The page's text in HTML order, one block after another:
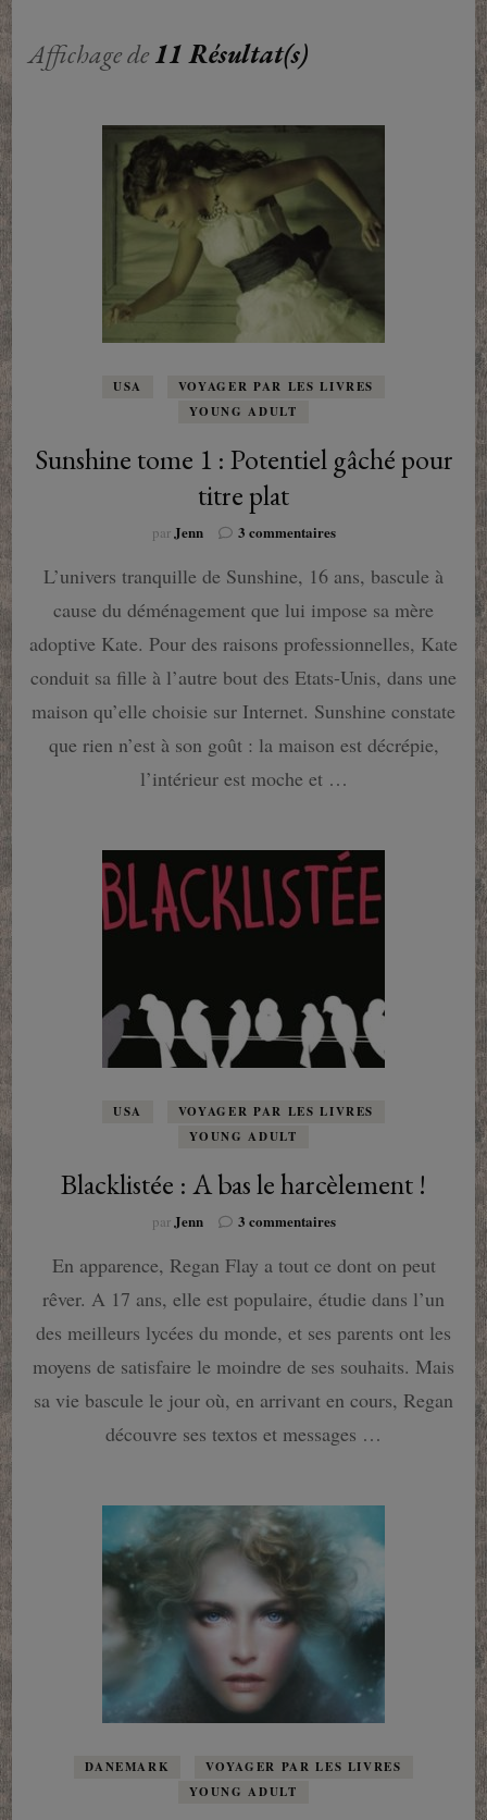
Affichage de11 Résultat(s)
USA
VOYAGER PAR LES LIVRES
YOUNG ADULT
Sunshine tome 1 : Potentiel gâché pour
titre plat
parJenn 3 commentairessur
tome
:
Potentiel
pour
titre
L’univers tranquille de Sunshine, 16 ans, bascule à
cause du déménagement que lui impose sa mère
adoptive Kate. Pour des raisons professionnelles, Kate
conduit sa fille à l’autre bout des Etats-Unis, dans une
maison qu’elle choisie sur Internet. Sunshine constate
que rien n’est à son goût : la maison est décrépie,
l’intérieur est moche et …
USA
VOYAGER PAR LES LIVRES
YOUNG ADULT
Blacklistée : A bas le harcèlement !
parJenn 3 commentairessur
:
bas
le
harcèlement
En apparence, Regan Flay a tout ce dont on peut
rêver. A 17 ans, elle est populaire, étudie dans l’un
des meilleurs lycées du monde, et ses parents ont les
moyens de satisfaire le moindre de ses souhaits. Mais
sa vie bascule le jour où, en arrivant en cours, Regan
découvre ses textos et messages …
DANEMARK
VOYAGER PAR LES LIVRES
YOUNG ADULT